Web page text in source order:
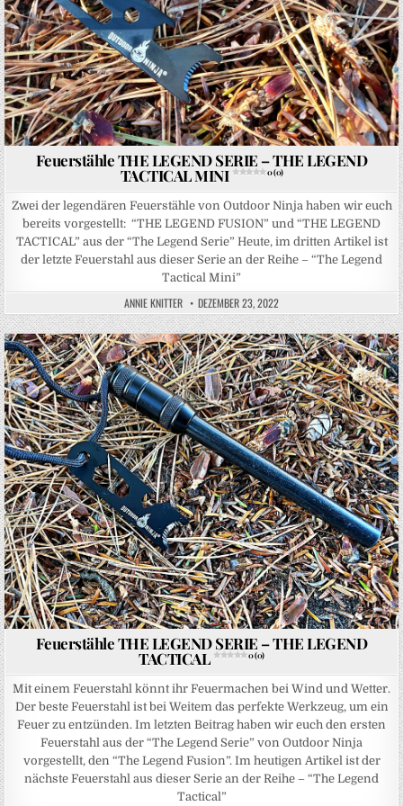
Feuerstähle THE LEGEND SERIE – THE LEGEND
TACTICAL MINI 0 (0)
Zwei der legendären Feuerstähle von Outdoor Ninja haben wir euch
bereits vorgestellt: “THE LEGEND FUSION” und “THE LEGEND
TACTICAL” aus der “The Legend Serie” Heute, im dritten Artikel ist
der letzte Feuerstahl aus dieser Serie an der Reihe – “The Legend
Tactical Mini”
ANNIE KNITTER DEZEMBER 23, 2022
Posted in
Feuerstähle THE LEGEND SERIE – THE LEGEND
TACTICAL 0 (0)
Mit einem Feuerstahl könnt ihr Feuermachen bei Wind und Wetter.
Der beste Feuerstahl ist bei Weitem das perfekte Werkzeug, um ein
Feuer zu entzünden. Im letzten Beitrag haben wir euch den ersten
Feuerstahl aus der “The Legend Serie” von Outdoor Ninja
vorgestellt, den “The Legend Fusion”. Im heutigen Artikel ist der
nächste Feuerstahl aus dieser Serie an der Reihe – “The Legend
Tactical”